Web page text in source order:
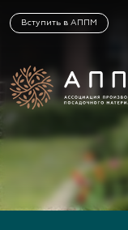
Вступить в АППМ